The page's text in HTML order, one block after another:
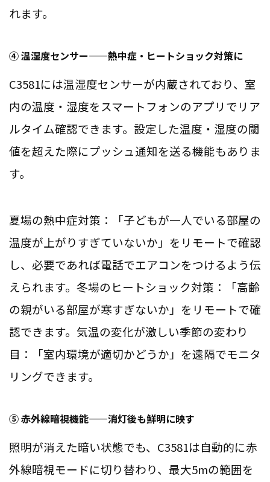
れます。
④ 温湿度センサー——熱中症・ヒートショック対策に
C3581には温湿度センサーが内蔵されており、室
内の温度・湿度をスマートフォンのアプリでリア
ルタイム確認できます。設定した温度・湿度の閾
値を超えた際にプッシュ通知を送る機能もありま
す。
夏場の熱中症対策：「子どもが一人でいる部屋の
温度が上がりすぎていないか」をリモートで確認
し、必要であれば電話でエアコンをつけるよう伝
えられます。冬場のヒートショック対策：「高齢
の親がいる部屋が寒すぎないか」をリモートで確
認できます。気温の変化が激しい季節の変わり
目：「室内環境が適切かどうか」を遠隔でモニタ
リングできます。
⑤ 赤外線暗視機能——消灯後も鮮明に映す
照明が消えた暗い状態でも、C3581は自動的に赤
外線暗視モードに切り替わり、最大5mの範囲を